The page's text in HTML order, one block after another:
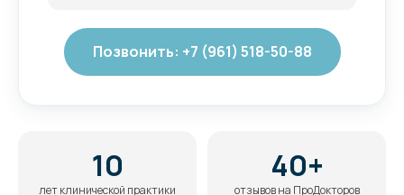
Позвонить: +7 (961) 518-50-88
10
лет клинической практики
40+
отзывов на ПроДокторов